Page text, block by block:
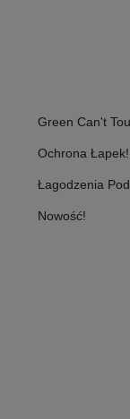
Green Can't
Ochrona
Łagodzenia
Nowość!